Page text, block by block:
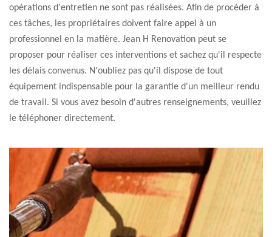
opérations d'entretien ne sont pas réalisées. Afin de procéder à
ces tâches, les propriétaires doivent faire appel à un
professionnel en la matière. Jean H Renovation peut se
proposer pour réaliser ces interventions et sachez qu'il respecte
les délais convenus. N'oubliez pas qu'il dispose de tout
équipement indispensable pour la garantie d'un meilleur rendu
de travail. Si vous avez besoin d'autres renseignements, veuillez
le téléphoner directement.